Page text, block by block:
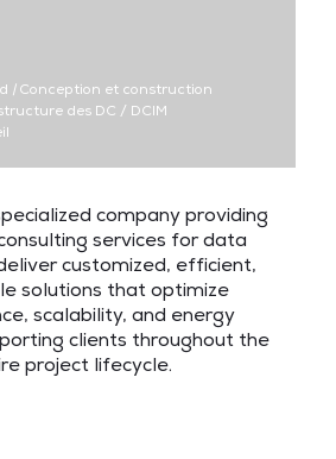
|Conception et construction
des DC / DCIM
company providing
services for data
customized, efficient,
solutions that optimize
scalability, and energy
clients throughout the
project lifecycle.